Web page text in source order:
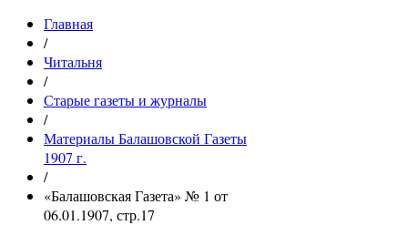
Главная
/
Читальня
/
Старые газеты и журналы
/
Материалы Балашовской Газеты
1907 г.
/
«Балашовская Газета» № 1 от
06.01.1907, стр.17